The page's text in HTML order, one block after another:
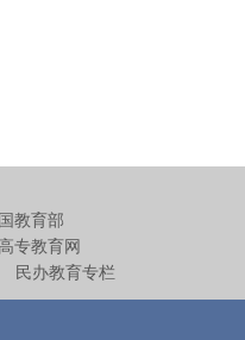
教育部
专教育网
民办教育专栏